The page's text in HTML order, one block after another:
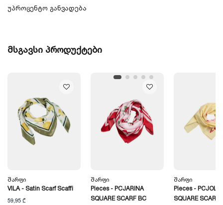
უპროცენტო განვადება
მსგავსი პროდუქტები
Შარფი
VILA - Satin Scarf Scaffi
59,95 ₾
Შარფი
Pieces - PCJARINA
SQUARE SCARF BC
Შარფი
Pieces -
SQUARE SCARF